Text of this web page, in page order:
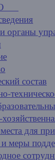
органы
состав
для
меры